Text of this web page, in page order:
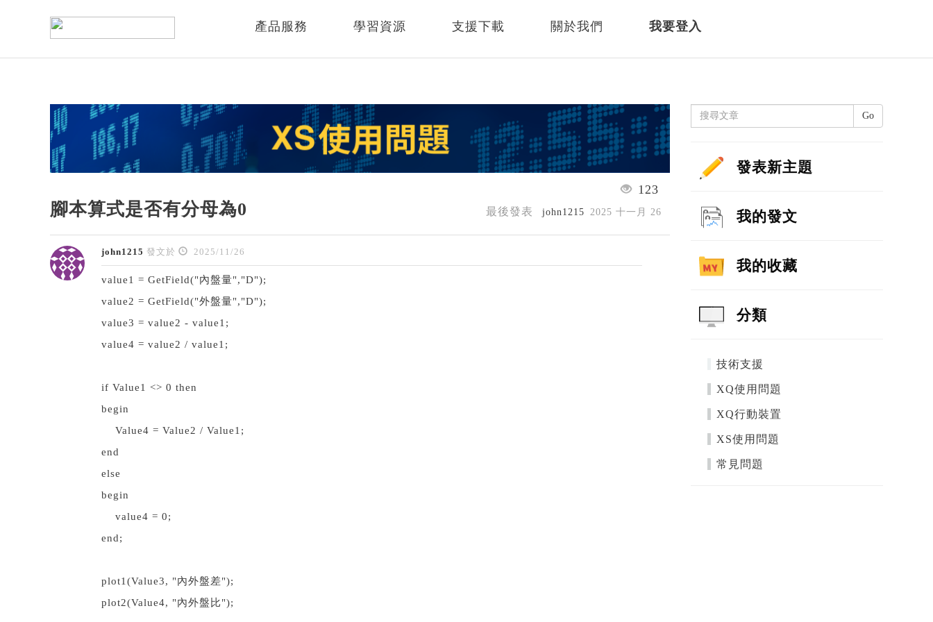
產品服務 學習資源 支援下載 關於我們 我要登入
腳本算式是否有分母為0
123
最後發表 john1215 2025 十一月 26
john1215 發文於 2025/11/26
value1 = GetField("內盤量","D");
value2 = GetField("外盤量","D");
value3 = value2 - value1;
value4 = value2 / value1;
if Value1 <> 0 then
begin
Value4 = Value2 / Value1;
end
else
begin
value4 = 0;
end;
plot1(Value3, "內外盤差");
plot2(Value4, "內外盤比");
Go
發表新主題
我的發文
我的收藏
分類
技術支援
XQ使用問題
XQ行動裝置
XS使用問題
常見問題